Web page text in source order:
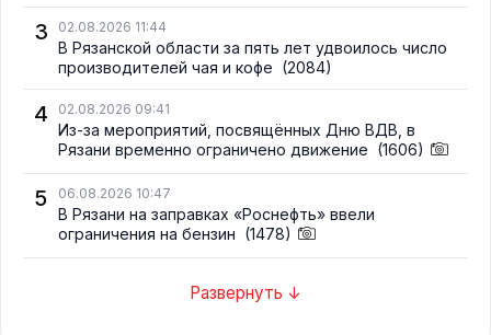
3 02.08.2026 11:44
В Рязанской области за пять лет удвоилось число
производителей чая и кофе (2084)
4 02.08.2026 09:41
Из-за мероприятий, посвящённых Дню ВДВ, в
Рязани временно ограничено движение (1606)
5 06.08.2026 10:47
В Рязани на заправках «Роснефть» ввели
ограничения на бензин (1478)
Развернуть ↓